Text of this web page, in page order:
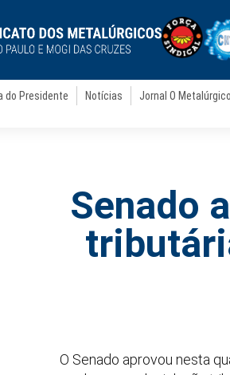
do Presidente Notícias Jornal O Metalúrgico
Senado
O Senado aprovou nesta